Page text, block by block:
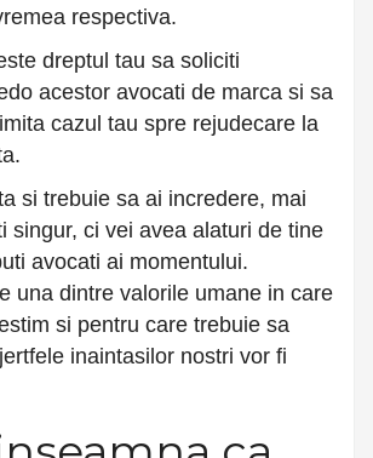
respectiva.
dreptul tau sa soliciti
acestor avocati de marca si sa
cazul tau spre rejudecare la
si trebuie sa ai incredere, mai
singur, ci vei avea alaturi de tine
avocati ai momentului.
una dintre valorile umane in care
si pentru care trebuie sa
inaintasilor nostri vor fi